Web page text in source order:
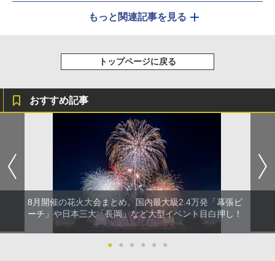
もっと関連記事を見る
トップページに戻る
おすすめ記事
8月開催の花火大会まとめ。国内最大級2.4万発「幕張ビ
ーチ」や日本三大「長岡」など大型イベント目白押し！
● ● ● ● ● ●